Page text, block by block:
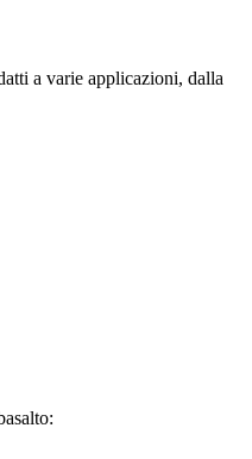
a varie applicazioni, dalla